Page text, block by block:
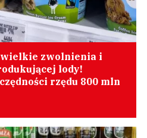
zwolnienia i
lody!
rzędu 800 mln